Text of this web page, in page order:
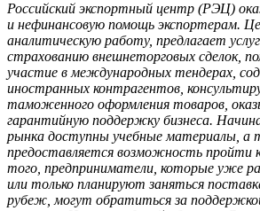
Российский экспортный центр (РЭЦ)
и нефинансовую помощь экспортерам.
аналитическую работу, предлагает
страхованию внешнеторговых сделок,
участие в международных тендерах,
иностранных контрагентов,
таможенного оформления товаров,
гарантийную поддержку бизнеса.
рынка доступны учебные материалы, а
предоставляется возможность пройти
того, предприниматели, которые уже
или только планируют заняться
рубеж, могут обратиться за